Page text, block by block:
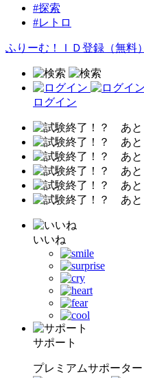
#探索
#レトロ
ふりーむ！ＩＤ登録（無料）
ログイン
いいね
サポート
プレミアムサポーター